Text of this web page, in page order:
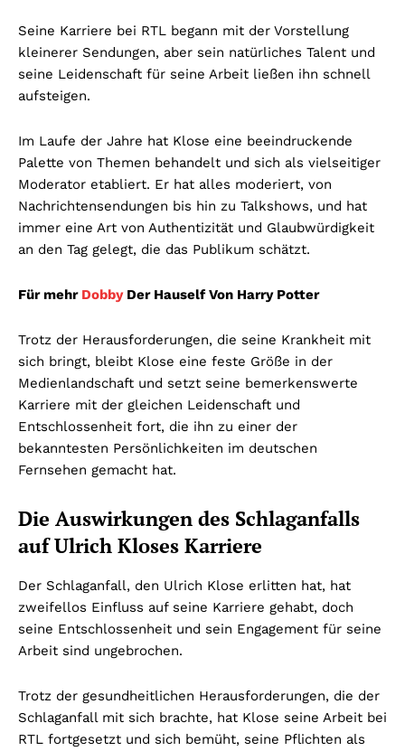
Seine Karriere bei RTL begann mit der Vorstellung
kleinerer Sendungen, aber sein natürliches Talent und
seine Leidenschaft für seine Arbeit ließen ihn schnell
aufsteigen.
Im Laufe der Jahre hat Klose eine beeindruckende
Palette von Themen behandelt und sich als vielseitiger
Moderator etabliert. Er hat alles moderiert, von
Nachrichtensendungen bis hin zu Talkshows, und hat
immer eine Art von Authentizität und Glaubwürdigkeit
an den Tag gelegt, die das Publikum schätzt.
Für mehr DobbyDer Hauself Von Harry Potter
Trotz der Herausforderungen, die seine Krankheit mit
sich bringt, bleibt Klose eine feste Größe in der
Medienlandschaft und setzt seine bemerkenswerte
Karriere mit der gleichen Leidenschaft und
Entschlossenheit fort, die ihn zu einer der
bekanntesten Persönlichkeiten im deutschen
Fernsehen gemacht hat.
Die Auswirkungen des Schlaganfalls
auf Ulrich Kloses Karriere
Der Schlaganfall, den Ulrich Klose erlitten hat, hat
zweifellos Einfluss auf seine Karriere gehabt, doch
seine Entschlossenheit und sein Engagement für seine
Arbeit sind ungebrochen.
Trotz der gesundheitlichen Herausforderungen, die der
Schlaganfall mit sich brachte, hat Klose seine Arbeit bei
RTL fortgesetzt und sich bemüht, seine Pflichten als